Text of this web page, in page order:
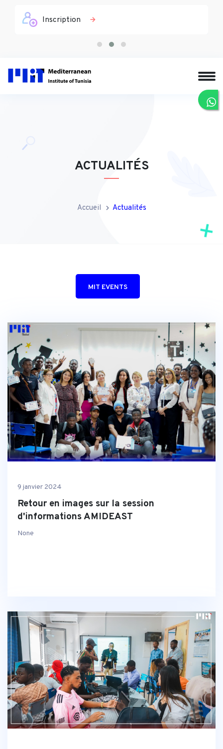
Inscription
ACTUALITÉS
Accueil Actualités
MIT EVENTS
9 janvier 2024
Retour en images sur la session
d'informations AMIDEAST
None